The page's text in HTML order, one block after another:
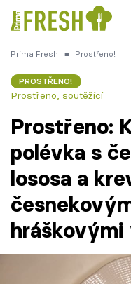
Česká kuchyně
Témata
Recepty
Články
Prima Fresh ■ Prostřeno!
PROSTŘENO!
Prostřeno, soutěžící
Prostřeno:
polévka s
lososa a